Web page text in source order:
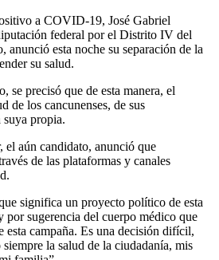
a COVID-19, José Gabriel
federal por el Distrito IV del
anunció esta noche su separación de la
su salud.
se precisó que de esta manera, el
de los cancunenses, de sus
propia.
el aún candidato, anunció que
de las plataformas y canales
significa un proyecto político de esta
por sugerencia del cuerpo médico que
esta campaña. Es una decisión difícil,
la salud de la ciudadanía, mis